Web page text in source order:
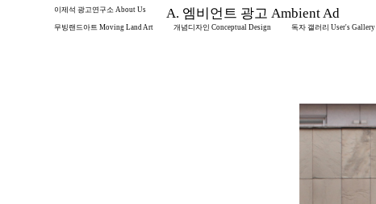
이제석 광고연구소 About Us A. 엠비언트 광고 Ambient Ad
무빙랜드아트 Moving Land Art
개념디자인 Conceptual Design 독자 갤러리 User's Gallery